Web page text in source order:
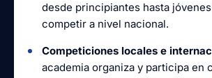
desde principiantes hasta
competir a nivel nacional.
Competiciones locales e
academia organiza y participa en